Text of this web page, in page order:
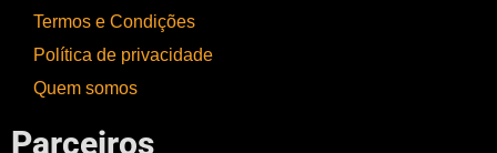
Termos e Condições
Política de privacidade
Quem somos
Parceiros